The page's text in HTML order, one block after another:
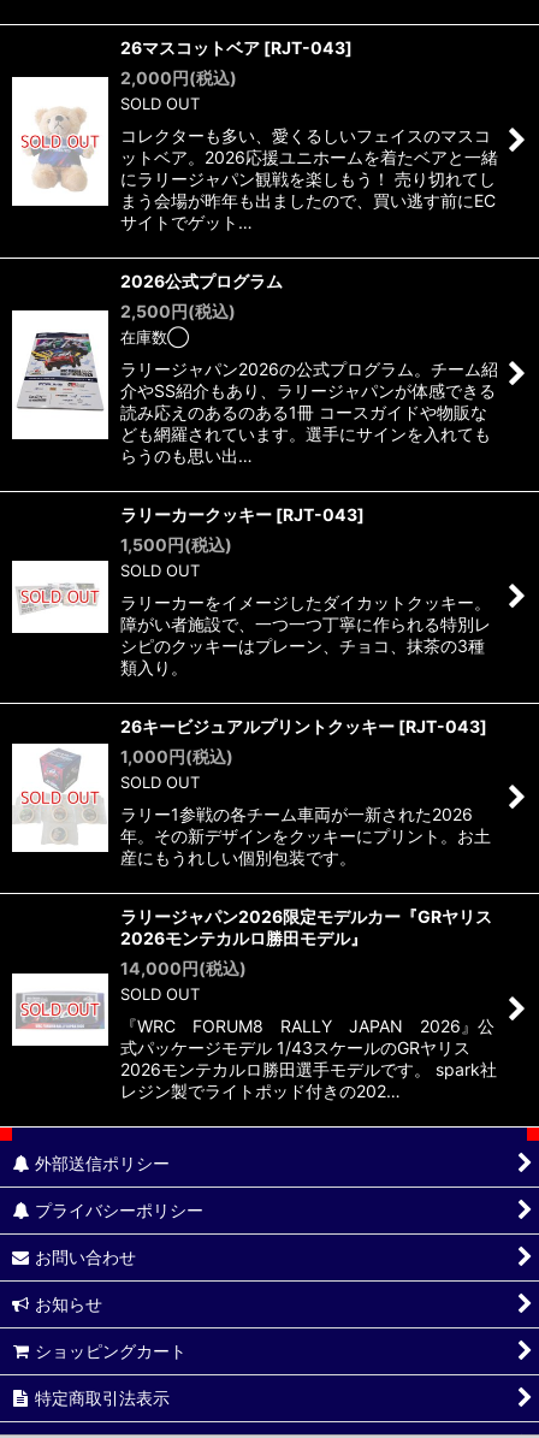
26マスコットベア [RJT-043]
2,000円(税込)
SOLD OUT
コレクターも多い、愛くるしいフェイスのマスコ
ットベア。2026応援ユニホームを着たベアと一緒
にラリージャパン観戦を楽しもう！ 売り切れてし
まう会場が昨年も出ましたので、買い逃す前にEC
サイトでゲット…
2026公式プログラム
2,500円(税込)
在庫数◯
ラリージャパン2026の公式プログラム。チーム紹
介やSS紹介もあり、ラリージャパンが体感できる
読み応えのあるのある1冊 コースガイドや物販な
ども網羅されています。選手にサインを入れても
らうのも思い出…
ラリーカークッキー [RJT-043]
1,500円(税込)
SOLD OUT
ラリーカーをイメージしたダイカットクッキー。
障がい者施設で、一つ一つ丁寧に作られる特別レ
シピのクッキーはプレーン、チョコ、抹茶の3種
類入り。
26キービジュアルプリントクッキー [RJT-043]
1,000円(税込)
SOLD OUT
ラリー1参戦の各チーム車両が一新された2026
年。その新デザインをクッキーにプリント。お土
産にもうれしい個別包装です。
ラリージャパン2026限定モデルカー『GRヤリス
2026モンテカルロ勝田モデル』
14,000円(税込)
SOLD OUT
『WRC FORUM8 RALLY JAPAN 2026』公
式パッケージモデル 1/43スケールのGRヤリス
2026モンテカルロ勝田選手モデルです。 spark社
レジン製でライトポッド付きの202…
外部送信ポリシー
プライバシーポリシー
お問い合わせ
お知らせ
ショッピングカート
特定商取引法表示